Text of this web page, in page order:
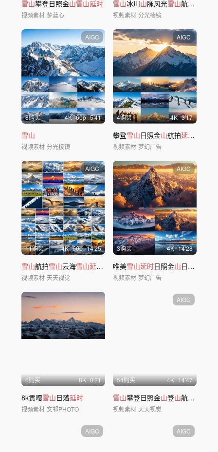
雪山攀登日照金山雪山延时
视频素材 梦蓝心
雪山冰川山脉风光雪山航拍
视频素材 分光棱镜
AIGC
8购买 4K 60p 5'41
雪山
视频素材 分光棱镜
AIGC
4购买 4K 3'17
攀登雪山日照金山航拍延时
视频素材 梦幻广告
AIGC
11购买 4K 60p 14'25
雪山航拍雪山云海雪山延时雪山 日照金山合集
视频素材 天天视觉
AIGC
3购买 4K 14'28
唯美雪山延时日照金山日出云海风景风光ai
视频素材 梦幻广告
6购买 8K 0'21
8k贡嘎雪山日落延时
视频素材 文祁PHOTO
AIGC
54购买 4K 14'47
雪山攀登日照金山登山航拍
视频素材 天天视觉
AIGC AIGC